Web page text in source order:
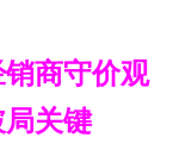
商守价观
关键